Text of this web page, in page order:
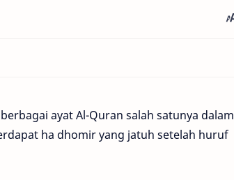
ayat Al-Quran salah satunya dalam